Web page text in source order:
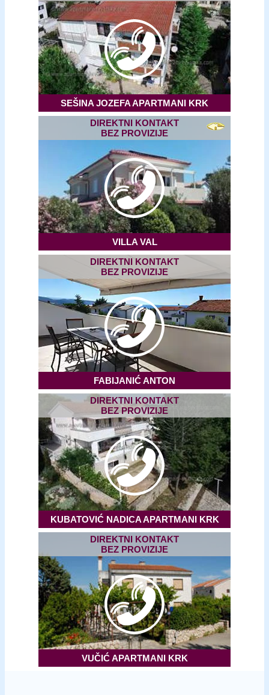
SEŠINA JOZEFA APARTMANI KRK
VILLA VAL
DIREKTNI KONTAKT
BEZ PROVIZIJE
FABIJANIĆ ANTON
DIREKTNI KONTAKT
BEZ PROVIZIJE
KUBATOVIĆ NADICA APARTMANI KRK
DIREKTNI KONTAKT
BEZ PROVIZIJE
VUČIĆ APARTMANI KRK
DIREKTNI KONTAKT
BEZ PROVIZIJE